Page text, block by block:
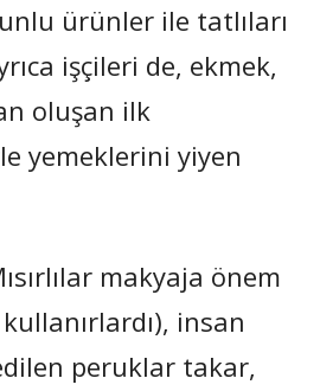
ürünler ile tatlıları
işçileri de, ekmek,
oluşan ilk
yemeklerini yiyen
makyaja önem
insan
peruklar takar,